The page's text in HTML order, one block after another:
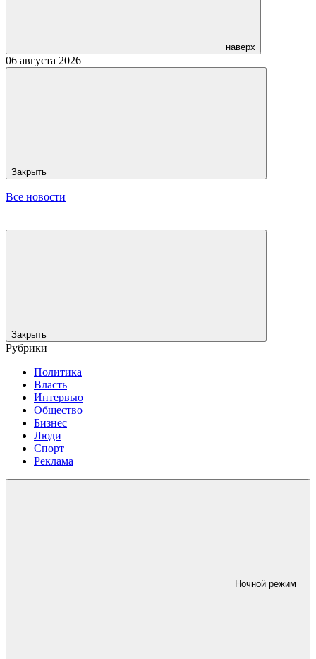
наверх
06 августа 2026
Закрыть
Все новости
Закрыть
Рубрики
Политика
Власть
Интервью
Общество
Бизнес
Люди
Спорт
Реклама
Ночной режим